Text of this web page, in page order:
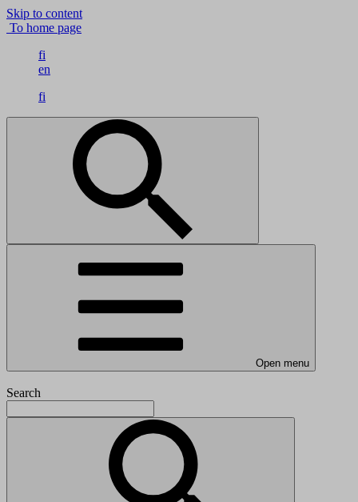
Skip to content
To home page
fi
en
fi
Open menu
Search